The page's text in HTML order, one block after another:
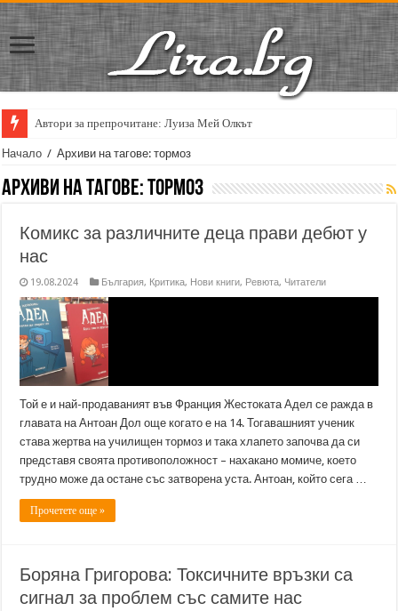
Автори за препрочитане: Луиза Мей Олкът
Начало / Архиви на тагове: тормоз
Архиви на тагове:тормоз
Комикс за различните деца прави дебют у
нас
19.08.2024 България, Критика, Нови книги, Ревюта, Читатели
Той е и най-продаваният във Франция Жестоката Адел се ражда в
главата на Антоан Дол още когато е на 14. Тогавашният ученик
става жертва на училищен тормоз и така хлапето започва да си
представя своята противоположност – нахакано момиче, което
трудно може да остане със затворена уста. Антоан, който сега …
Прочетете още »
Боряна Григорова: Токсичните връзки са
сигнал за проблем със самите нас